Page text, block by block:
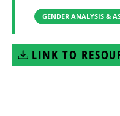
GENDER ANALYSIS &
LINK TO